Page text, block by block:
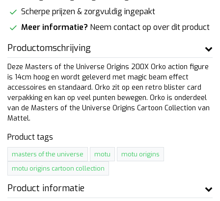
Scherpe prijzen & zorgvuldig ingepakt
Meer informatie? Neem contact op over dit product
Productomschrijving
Deze Masters of the Universe Origins 200X Orko action figure
is 14cm hoog en wordt geleverd met magic beam effect
accessoires en standaard. Orko zit op een retro blister card
verpakking en kan op veel punten bewegen. Orko is onderdeel
van de Masters of the Universe Origins Cartoon Collection van
Mattel.
Product tags
masters of the universe motu
motu origins
motu origins cartoon collection
Product informatie